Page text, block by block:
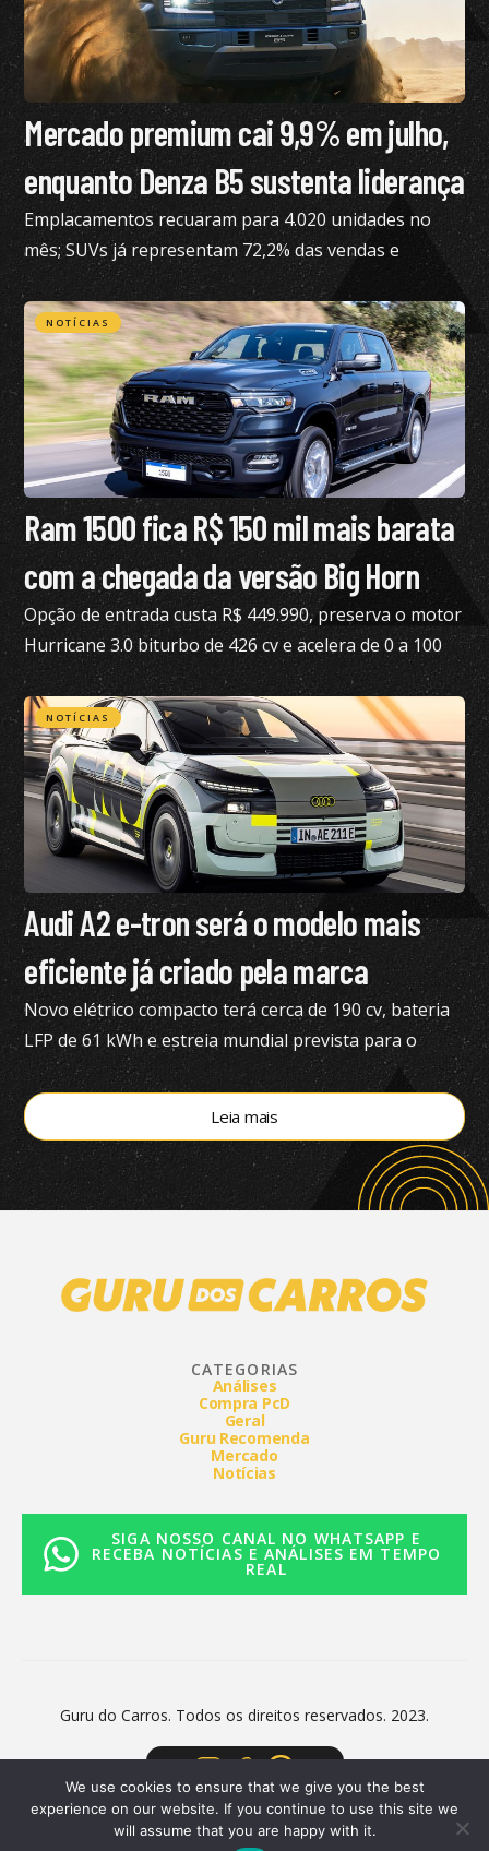
Mercado premium cai 9,9% em julho,
enquanto Denza B5 sustenta liderança
Emplacamentos recuaram para 4.020 unidades no
mês; SUVs já representam 72,2% das vendas e
modelos eletrificados respondem por 55,4% do
segmento, aponta a Bright Consulting.
NOTÍCIAS
Ram 1500 fica R$ 150 mil mais barata
com a chegada da versão Big Horn
Opção de entrada custa R$ 449.990, preserva o motor
Hurricane 3.0 biturbo de 426 cv e acelera de 0 a 100
km/h em 5,3 segundos
NOTÍCIAS
Audi A2 e-tron será o modelo mais
eficiente já criado pela marca
Novo elétrico compacto terá cerca de 190 cv, bateria
LFP de 61 kWh e estreia mundial prevista para o
segundo semestre de 2026
Leia mais
CATEGORIAS
Análises
Compra PcD
Geral
Guru Recomenda
Mercado
Notícias
SIGA NOSSO CANAL NO WHATSAPP E
RECEBA NOTÍCIAS E ANÁLISES EM TEMPO
REAL
Guru do Carros. Todos os direitos reservados. 2023.
We use cookies to ensure that we give you the best
experience on our website. If you continue to use this site we
will assume that you are happy with it.